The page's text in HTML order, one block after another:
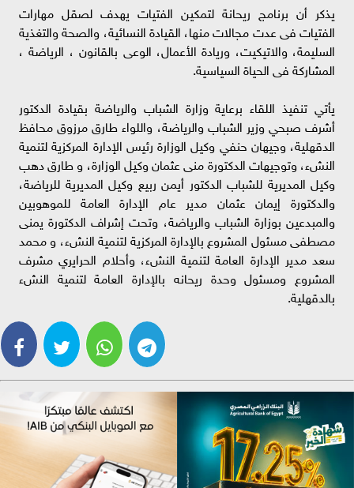
يذكر أن برنامج ريحانة لتمكين الفتيات يهدف لصقل مهارات
الفتيات فى عدت مجالات منها، القيادة النسائية، والصحة والتغذية
السليمة، والاتيكيت، وريادة الأعمال، الوعى بالقانون ، الرياضة ،
المشاركة فى الحياة السياسية.
يأتي تنفيذ اللقاء برعاية وزارة الشباب والرياضة بقيادة الدكتور
أشرف صبحي وزير الشباب والرياضة، واللواء طارق مرزوق محافظ
الدقهلية، وجيهان حنفي وكيل الوزارة رئيس الإدارة المركزية لتنمية
النشء، وتوجيهات الدكتورة منى عثمان وكيل الوزارة، و طارق دهب
وكيل المديرية للشباب الدكتور أيمن ربيع وكيل المديرية للرياضة،
والدكتورة إيمان عثمان مدير عام الإدارة العامة للموهوبين
والمبدعين بوزارة الشباب والرياضة، وتحت إشراف الدكتورة يمنى
مصطفى مسئول المشروع بالإدارة المركزية لتنمية النشء، و محمد
سعد مدير الإدارة العامة لتنمية النشء، وأحلام الحرايري مشرف
المشروع ومسئول وحدة ريحانه بالإدارة العامة لتنمية النشء
بالدقهلية.